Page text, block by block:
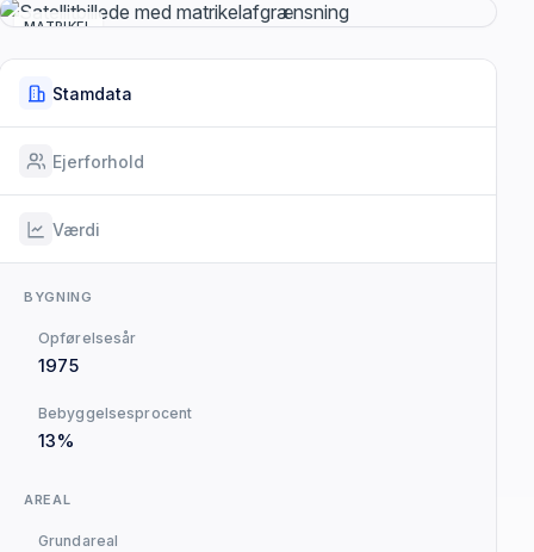
MATRIKEL
Stamdata
Ejerforhold
Værdi
BYGNING
Opførelsesår
1975
Bebyggelsesprocent
13%
AREAL
Grundareal